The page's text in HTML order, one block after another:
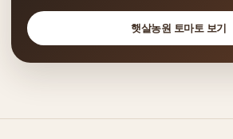
햇살농원 토마토 보기